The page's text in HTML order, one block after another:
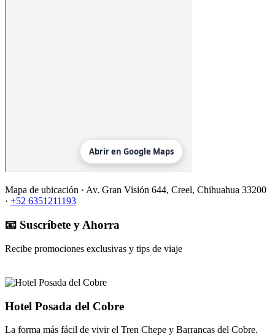
Mapa de ubicación · Av. Gran Visión 644, Creel, Chihuahua 33200
· +52 6351211193
📧 Suscríbete y Ahorra
Recibe promociones exclusivas y tips de viaje
Hotel Posada del Cobre
La forma más fácil de vivir el Tren Chepe y Barrancas del Cobre.